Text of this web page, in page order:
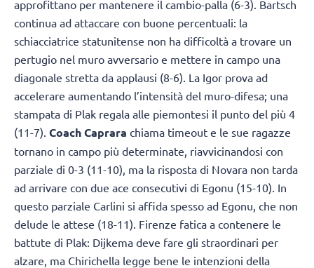
approfittano per mantenere il cambio-palla (6-3). Bartsch
continua ad attaccare con buone percentuali: la
schiacciatrice statunitense non ha difficoltà a trovare un
pertugio nel muro avversario e mettere in campo una
diagonale stretta da applausi (8-6). La Igor prova ad
accelerare aumentando l’intensità del muro-difesa; una
stampata di Plak regala alle piemontesi il punto del più 4
(11-7). Coach Caprara chiama timeout e le sue ragazze
tornano in campo più determinate, riavvicinandosi con
parziale di 0-3 (11-10), ma la risposta di Novara non tarda
ad arrivare con due ace consecutivi di Egonu (15-10). In
questo parziale Carlini si affida spesso ad Egonu, che non
delude le attese (18-11). Firenze fatica a contenere le
battute di Plak: Dijkema deve fare gli straordinari per
alzare, ma Chirichella legge bene le intenzioni della